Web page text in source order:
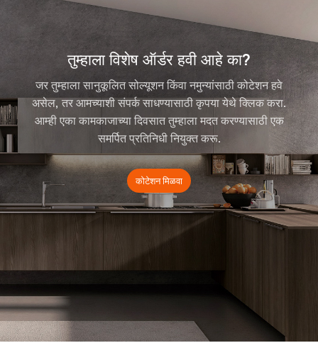
तुम्हाला विशेष ऑर्डर हवी आहे का?
जर तुम्हाला सानुकूलित सोल्यूशन किंवा नमुन्यांसाठी कोटेशन हवे
असेल, तर आमच्याशी संपर्क साधण्यासाठी कृपया येथे क्लिक करा.
आम्ही एका कामकाजाच्या दिवसात तुम्हाला मदत करण्यासाठी एक
समर्पित प्रतिनिधी नियुक्त करू.
कोटेशन मिळवा